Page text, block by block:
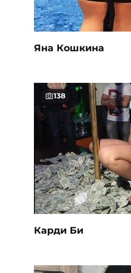
Яна Кошкина
138
Карди Би